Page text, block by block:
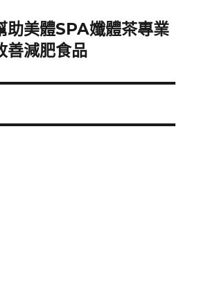
助美體SPA孅體茶專業
善減肥食品